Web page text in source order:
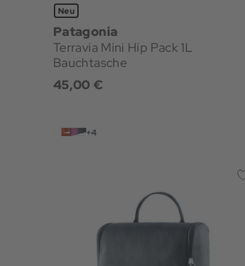
Neu
Patagonia
Terravia Mini Hip Pack 1L
Bauchtasche
45,00 €
+4